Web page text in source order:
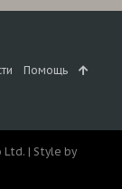
Помощь
Ltd. | Style by